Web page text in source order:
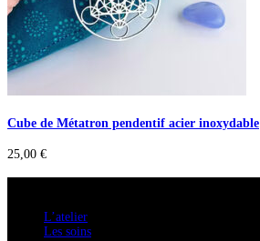
Cube de Métatron pendentif acier inoxydable
25,00 €
L’atelier
Les soins